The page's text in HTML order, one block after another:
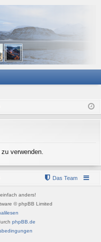
verwenden.
Das Team
anders!
© phpBB Limited
phpBB.de